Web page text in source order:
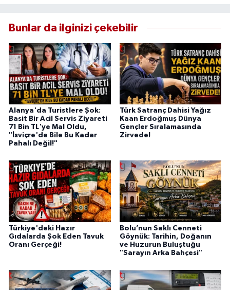
Bunlar da ilginizi çekebilir
Alanya'da Turistlere Şok:
Basit Bir Acil Servis Ziyareti
71 Bin TL'ye Mal Oldu,
"İsviçre'de Bile Bu Kadar
Pahalı Değil!"
Türk Satranç Dahisi Yağız
Kaan Erdoğmuş Dünya
Gençler Sıralamasında
Zirvede!
Türkiye'deki Hazır
Gıdalarda Şok Eden Tavuk
Oranı Gerçeği!
Bolu’nun Saklı Cenneti
Göynük: Tarihin, Doğanın
ve Huzurun Buluştuğu
"Sarayın Arka Bahçesi"